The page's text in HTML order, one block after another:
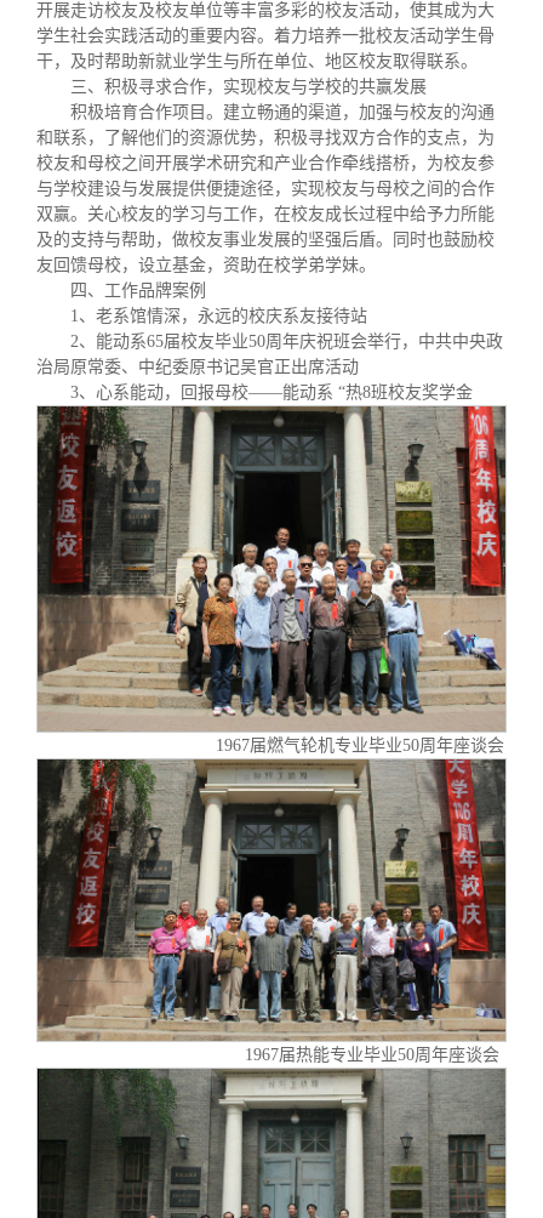
开展走访校友及校友单位等丰富多彩的校友活动，使其成为大
学生社会实践活动的重要内容。着力培养一批校友活动学生骨
干，及时帮助新就业学生与所在单位、地区校友取得联系。
三、积极寻求合作，实现校友与学校的共赢发展
积极培育合作项目。建立畅通的渠道，加强与校友的沟通
和联系，了解他们的资源优势，积极寻找双方合作的支点，为
校友和母校之间开展学术研究和产业合作牵线搭桥，为校友参
与学校建设与发展提供便捷途径，实现校友与母校之间的合作
双赢。关心校友的学习与工作，在校友成长过程中给予力所能
及的支持与帮助，做校友事业发展的坚强后盾。同时也鼓励校
友回馈母校，设立基金，资助在校学弟学妹。
四、工作品牌案例
1、老系馆情深，永远的校庆系友接待站
2、能动系65届校友毕业50周年庆祝班会举行，中共中央政
治局原常委、中纪委原书记吴官正出席活动
3、心系能动，回报母校——能动系 “热8班校友奖学金
1967届燃气轮机专业毕业50周年座谈会
1967届热能专业毕业50周年座谈会